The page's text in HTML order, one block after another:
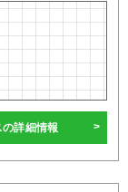
詳細情報